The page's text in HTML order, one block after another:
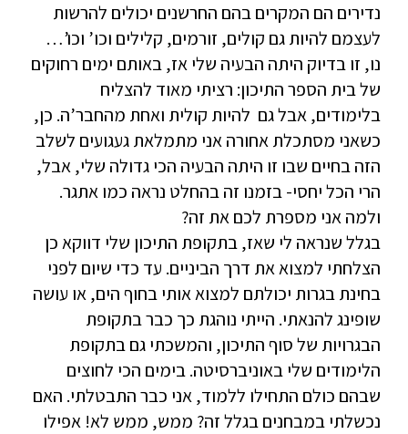
נדירים הם המקרים בהם החרשנים יכולים להרשות
לעצמם להיות גם קולים, זורמים, קלילים וכו’ וכו’…
נו, זו בדיוק היתה הבעיה שלי אז, באותם ימים רחוקים
של בית הספר התיכון: רציתי מאוד להצליח
בלימודים, אבל גם להיות קולית ואחת מהחבר’ה. כן,
כשאני מסתכלת אחורה אני מתמלאת געגועים לשלב
הזה בחיים שבו זו היתה הבעיה הכי גדולה שלי, אבל,
הרי הכל יחסי- בזמנו זה בהחלט נראה כמו אתגר.
ולמה אני מספרת לכם את זה?
בגלל שנראה לי שאז, בתקופת התיכון שלי דווקא כן
הצלחתי למצוא את דרך הביניים. עד כדי שיום לפני
בחינת בגרות יכולתם למצוא אותי בחוף הים, או עושה
שופינג להנאתי. הייתי נוהגת כך כבר בתקופת
הבגרויות של סוף התיכון, והמשכתי גם בתקופת
הלימודים שלי באוניברסיטה. בימים הכי לחוצים
שבהם כולם התחילו ללמוד, אני כבר התבטלתי. האם
נכשלתי במבחנים בגלל זה? ממש, ממש לא! אפילו